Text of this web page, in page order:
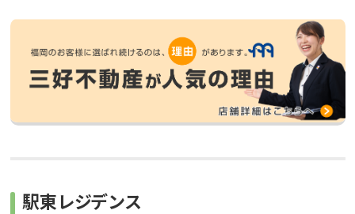
駅東レジデンス